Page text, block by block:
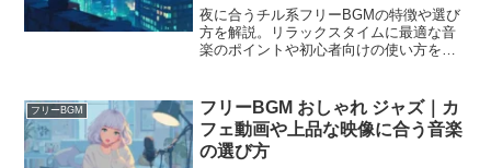
夜に合うチル系フリーBGMの特徴や選び
方を解説。リラックスタイムに最適な音
楽のポイントや初心者向けの使い方をま
フリーBGM
フリーBGM おしゃれ ジャズ｜カ
フェ動画や上品な映像に合う音楽
の選び方